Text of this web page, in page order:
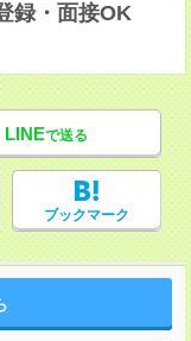
録・面接OK
LINEで送る
ブックマーク